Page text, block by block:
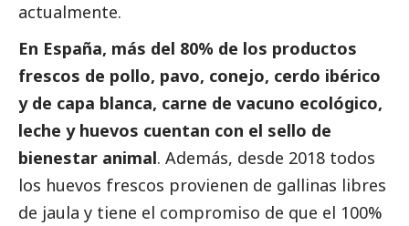
actualmente.
En España, más del 80% de los productos
frescos de pollo, pavo, conejo, cerdo ibérico
y de capa blanca, carne de vacuno ecológico,
leche y huevos cuentan con el sello de
bienestar animal. Además, desde 2018 todos
los huevos frescos provienen de gallinas libres
de jaula y tiene el compromiso de que el 100%